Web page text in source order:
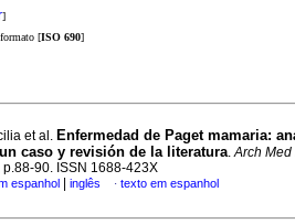
]
[ISO 690]
et al. Enfermedad de Paget mamaria:
caso y revisión de la literatura.Arch Med
p.88-90. ISSN 1688-423X
espanhol inglês · texto em espanhol